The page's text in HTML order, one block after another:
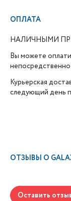
ОПЛАТА
НАЛИЧНЫМИ
Вы можете
Курьерская
следующий день
ОТЗЫВЫ О
Оставить